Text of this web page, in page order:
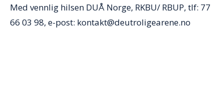
Med vennlig hilsen DUÅ Norge, RKBU/ RBUP, tlf: 77
66 03 98, e-post: kontakt@deutroligearene.no